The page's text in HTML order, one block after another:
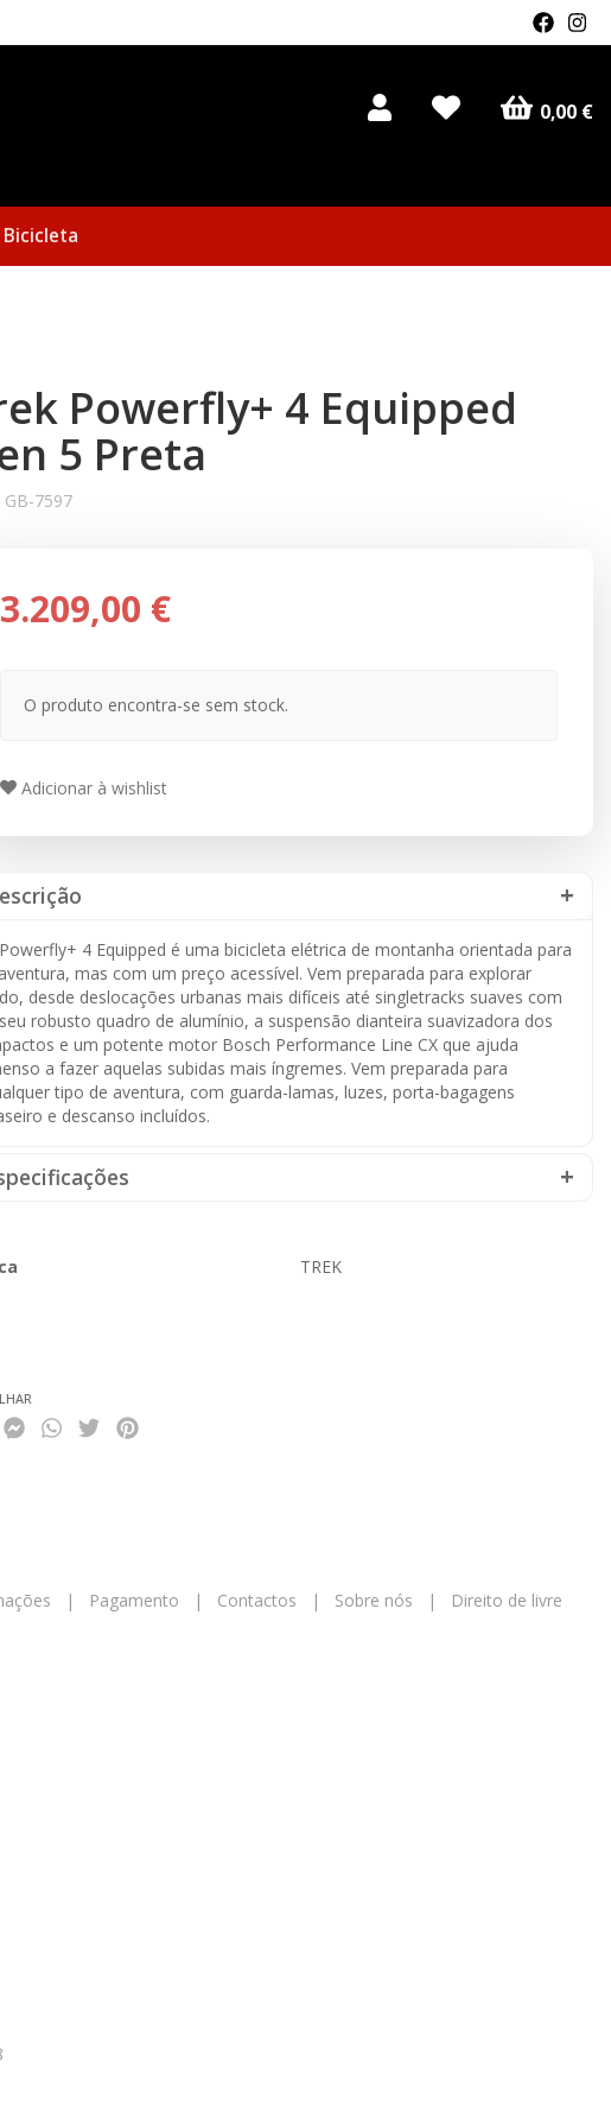
0,00 €
Powerfly+ 4 Equipped
5 Preta
GB-7597
3.209,00 €
O produto encontra-se sem stock.
Adicionar à wishlist
4 Equipped é uma bicicleta elétrica de montanha orientada para
mas com um preço acessível. Vem preparada para explorar
desde deslocações urbanas mais difíceis até singletracks suaves com
robusto quadro de alumínio, a suspensão dianteira suavizadora dos
e um potente motor Bosch Performance Line CX que ajuda
a fazer aquelas subidas mais íngremes. Vem preparada para
tipo de aventura, com guarda-lamas, luzes, porta-bagagens
e descanso incluídos.
TREK
| Pagamento | Contactos | Sobre nós |
Direito de livre